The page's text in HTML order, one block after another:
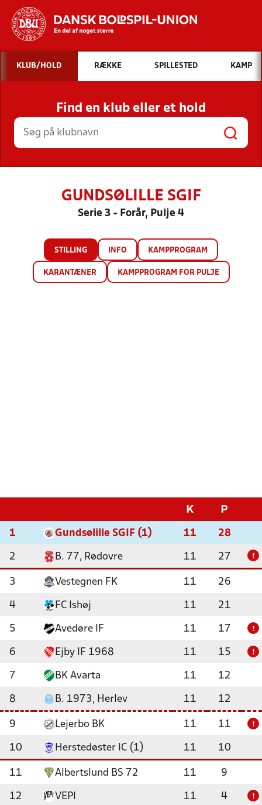
Hvad vil du søge efter?
INDHOLD OG NYHEDER
STILLINGER, RESULTATER, KLUBBER OG
HOLD
KLUB/HOLD RÆKKE SPILLESTED KAMP
Find en klub eller et hold
GUNDSØLILLE SGIF
Serie 3 - Forår, Pulje 4
STILLING INFO KAMPPROGRAM
KARANTÆNER KAMPPROGRAM FOR PULJE
K P
1 Gundsølille SGIF (1) 11 28
2 B. 77, Rødovre 11 27 !
3 Vestegnen FK 11 26
4 FC Ishøj 11 21
5 Avedøre IF 11 17 !
6 Ejby IF 1968 11 15 !
7 BK Avarta 11 12
8 B. 1973, Herlev 11 12
9 Lejerbo BK 11 11 !
10 Herstedøster IC (1) 11 10
11 Albertslund BS 72 11 9
12 VEPI 11 4 !